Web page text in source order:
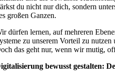
du nicht nur dich, sondern
großen Ganzen.
dürfen lernen, auf mehreren
zu unserem Vorteil zu nutzen
das geht nur, wenn wir mutig,
bewusst gestalten: